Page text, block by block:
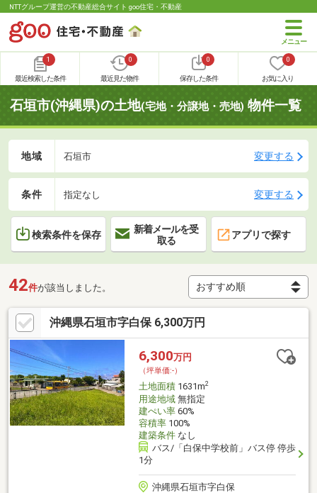
NTTグループ運営の不動産総合サイト goo住宅・不動産
1
最近検索した条件
0
最近見た物件
0
保存した条件
0
お気に入り
石垣市(沖縄県)の土地(宅地・分譲地・売地) 物件一覧
地域 石垣市 変更する
条件 指定なし 変更する
検索条件を保存
新着メールを受
取る
アプリで探す
42件が該当しました。
沖縄県石垣市字白保 6,300万円
6,300万円
（坪単価:-）
土地面積1631m2
用途地域無指定
建ぺい率60%
容積率100%
建築条件なし
バス/「白保中学校前」バス停 停歩
1分
沖縄県石垣市字白保